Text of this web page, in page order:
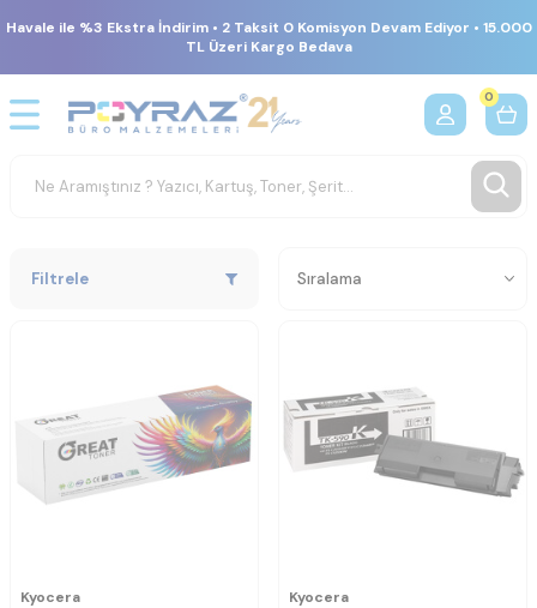
Havale ile %3 Ekstra İndirim • 2 Taksit 0 Komisyon Devam Ediyor • 15.000
TL Üzeri Kargo Bedava
0
Filtrele
Kyocera
Kyocera